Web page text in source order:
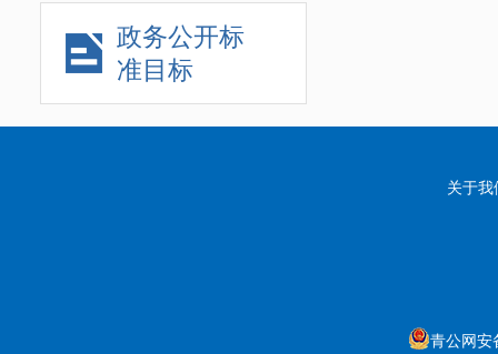
政务公开标
准目标
关于我
青公网安